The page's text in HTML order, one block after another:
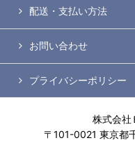
配送・支払い方法
お問い合わせ
プライバシーポリシー
株式会社
〒101-0021 東京都